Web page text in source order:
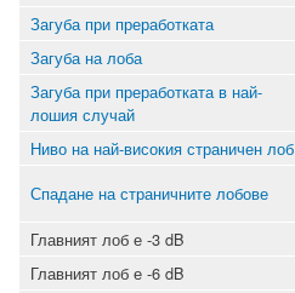
Загуба при преработката
Загуба на лоба
Загуба при преработката в най-
лошия случай
Ниво на най-високия страничен лоб
Спадане на страничните лобове
Главният лоб е -3 dB
Главният лоб е -6 dB